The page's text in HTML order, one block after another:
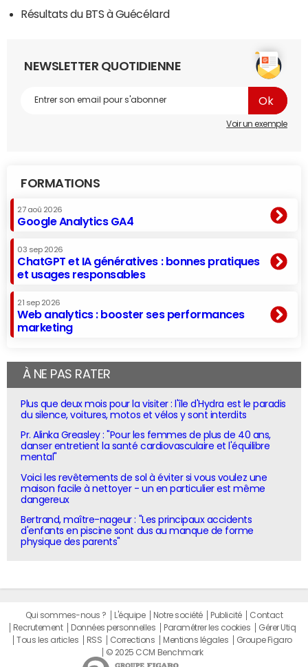
Résultats du BTS à Guécélard
NEWSLETTER QUOTIDIENNE
Voir un exemple
FORMATIONS
27 aoû 2026
Google Analytics GA4
03 sep 2026
ChatGPT et IA génératives : bonnes pratiques
et usages responsables
21 sep 2026
Web analytics : booster ses performances
marketing
À NE PAS RATER
Plus que deux mois pour la visiter : l'île d'Hydra est le paradis
du silence, voitures, motos et vélos y sont interdits
Pr. Alinka Greasley : "Pour les femmes de plus de 40 ans,
danser entretient la santé cardiovasculaire et l'équilibre
mental"
Voici les revêtements de sol à éviter si vous voulez une
maison facile à nettoyer - un en particulier est même
dangereux
Bertrand, maître-nageur : "Les principaux accidents
d'enfants en piscine sont dus au manque de forme
physique des parents"
Qui sommes-nous ? L'équipe Notre société Publicité
Contact
Recrutement
Données personnelles Paramétrer les cookies
Gérer Utiq
Tous les articles
RSS Corrections Mentions légales
Groupe Figaro
© 2025 CCM Benchmark